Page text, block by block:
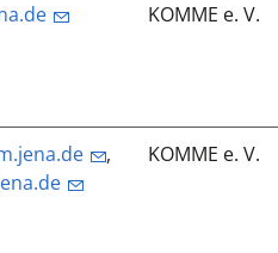
KOMME e. V.
,
KOMME e. V.